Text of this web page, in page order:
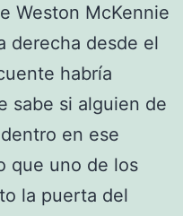
Weston McKennie
derecha desde el
habría
sabe si alguien de
en ese
que uno de los
la puerta del